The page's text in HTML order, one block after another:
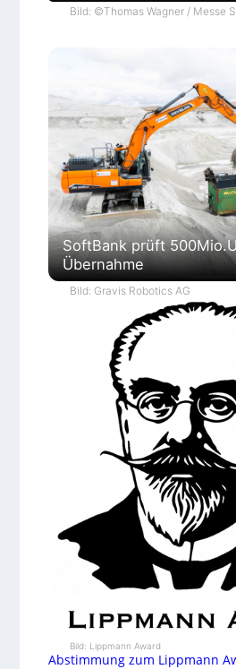
Bild: ©Thomas Wagner / Messe
SoftBank prüft
Übernahme
Bild: Gravis Robotics AG
Bild: Lippmann Award
Abstimmung zum Lippmann